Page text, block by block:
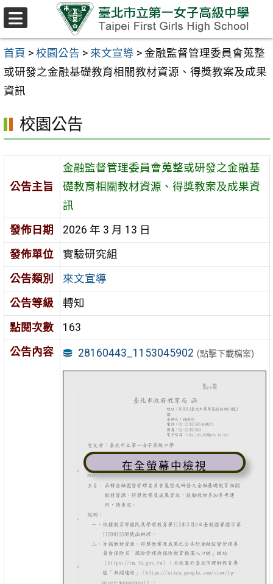
跳至主要內容區
首頁 > 校園公告 > 來文宣導 > 金融監督管理委員會蒐整
或研發之金融基礎教育相關教材資源、得獎教案及成果
資訊
校園公告
公告主旨
金融監督管理委員會蒐整或研發之金融基
礎教育相關教材資源、得獎教案及成果資
訊
發佈日期
2026 年 3 月 13 日
發佈單位
實驗研究組
公告類別
來文宣導
公告等級
轉知
點閱次數
163
公告內容
28160443_1153045902 (點擊下載檔案)
在全螢幕中檢視
選
單